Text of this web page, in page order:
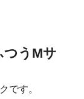
つうMサ
です。